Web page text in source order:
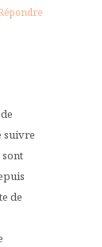
suivre
sont
de